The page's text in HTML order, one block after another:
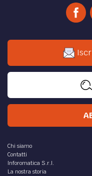
Chi siamo
Contatti
Inforomatica S.r.l.
La nostra storia